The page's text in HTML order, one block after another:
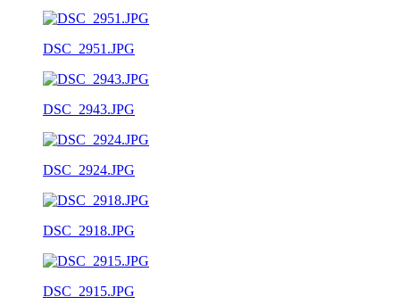
DSC_2951.JPG
DSC_2943.JPG
DSC_2924.JPG
DSC_2918.JPG
DSC_2915.JPG